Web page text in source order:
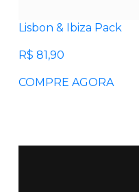
Lisbon & Ibiza Pack
R$ 81,90
COMPRE AGORA